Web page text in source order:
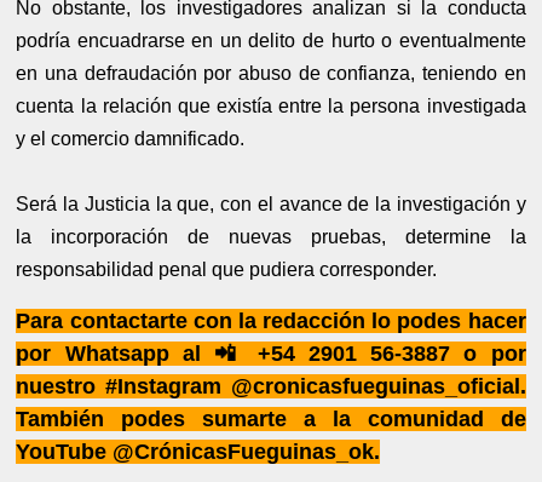
No obstante, los investigadores analizan si la conducta
podría encuadrarse en un delito de hurto o eventualmente
en una defraudación por abuso de confianza, teniendo en
cuenta la relación que existía entre la persona investigada
y el comercio damnificado.
Será la Justicia la que, con el avance de la investigación y
la incorporación de nuevas pruebas, determine la
responsabilidad penal que pudiera corresponder.
Para contactarte con la redacción lo podes hacer
por Whatsapp al 📲 +54 2901 56-3887 o por
nuestro #Instagram @cronicasfueguinas_oficial.
También podes sumarte a la comunidad de
YouTube @CrónicasFueguinas_ok.